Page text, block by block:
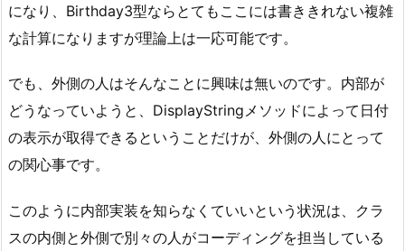
になり、Birthday3型ならとてもここには書ききれない複雑
な計算になりますが理論上は一応可能です。
でも、外側の人はそんなことに興味は無いのです。内部が
どうなっていようと、DisplayStringメソッドによって日付
の表示が取得できるということだけが、外側の人にとって
の関心事です。
このように内部実装を知らなくていいという状況は、クラ
スの内側と外側で別々の人がコーディングを担当している